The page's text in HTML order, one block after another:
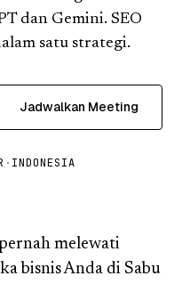
dan Gemini. SEO
satu strategi.
Jadwalkan Meeting
· INDONESIA
melewati
bisnis Anda di Sabu